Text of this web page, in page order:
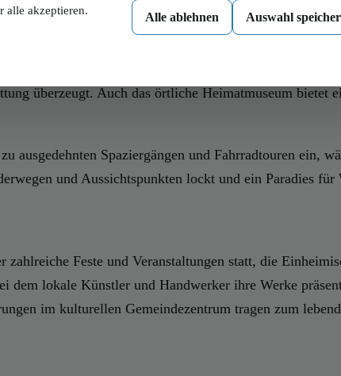
und fern anziehen. Ein Highlight ist die historische
überzeugt. Auch das örtliche Heimatmuseum bietet
ausgedehnten Spaziergängen und Fahrradtouren ein,
und Aussichtspunkten lockt und ein Paradies für
Feste und Veranstaltungen statt, die
dem lokale Künstler und Handwerker ihre Werke
im kulturellen Gemeindezentrum tragen zum
alle akzeptieren.
Alle ablehnen Auswahl